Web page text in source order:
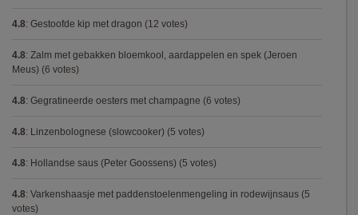
4.8: Gestoofde kip met dragon (12 votes)
4.8: Zalm met gebakken bloemkool, aardappelen en spek (Jeroen
Meus) (6 votes)
4.8: Gegratineerde oesters met champagne (6 votes)
4.8: Linzenbolognese (slowcooker) (5 votes)
4.8: Hollandse saus (Peter Goossens) (5 votes)
4.8: Varkenshaasje met paddenstoelenmengeling in rodewijnsaus (5
votes)